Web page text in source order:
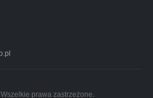
prawa zastrzeżone.